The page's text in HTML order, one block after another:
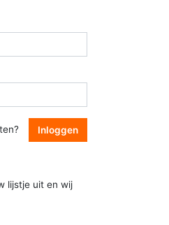
Inloggen
lijstje uit en wij